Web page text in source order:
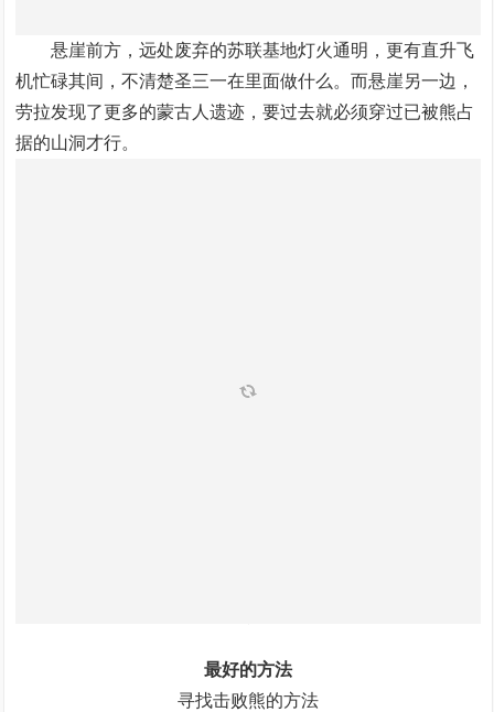
悬崖前方，远处废弃的苏联基地灯火通明，更有直升飞
机忙碌其间，不清楚圣三一在里面做什么。而悬崖另一边，
劳拉发现了更多的蒙古人遗迹，要过去就必须穿过已被熊占
据的山洞才行。
最好的方法
寻找击败熊的方法